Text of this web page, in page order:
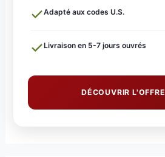
Adapté aux codes U.S.
Livraison en 5-7 jours ouvrés
DÉCOUVRIR L'OFFRE